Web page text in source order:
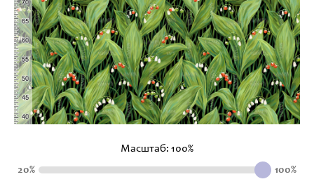
Масштаб: 100%
20%
100%